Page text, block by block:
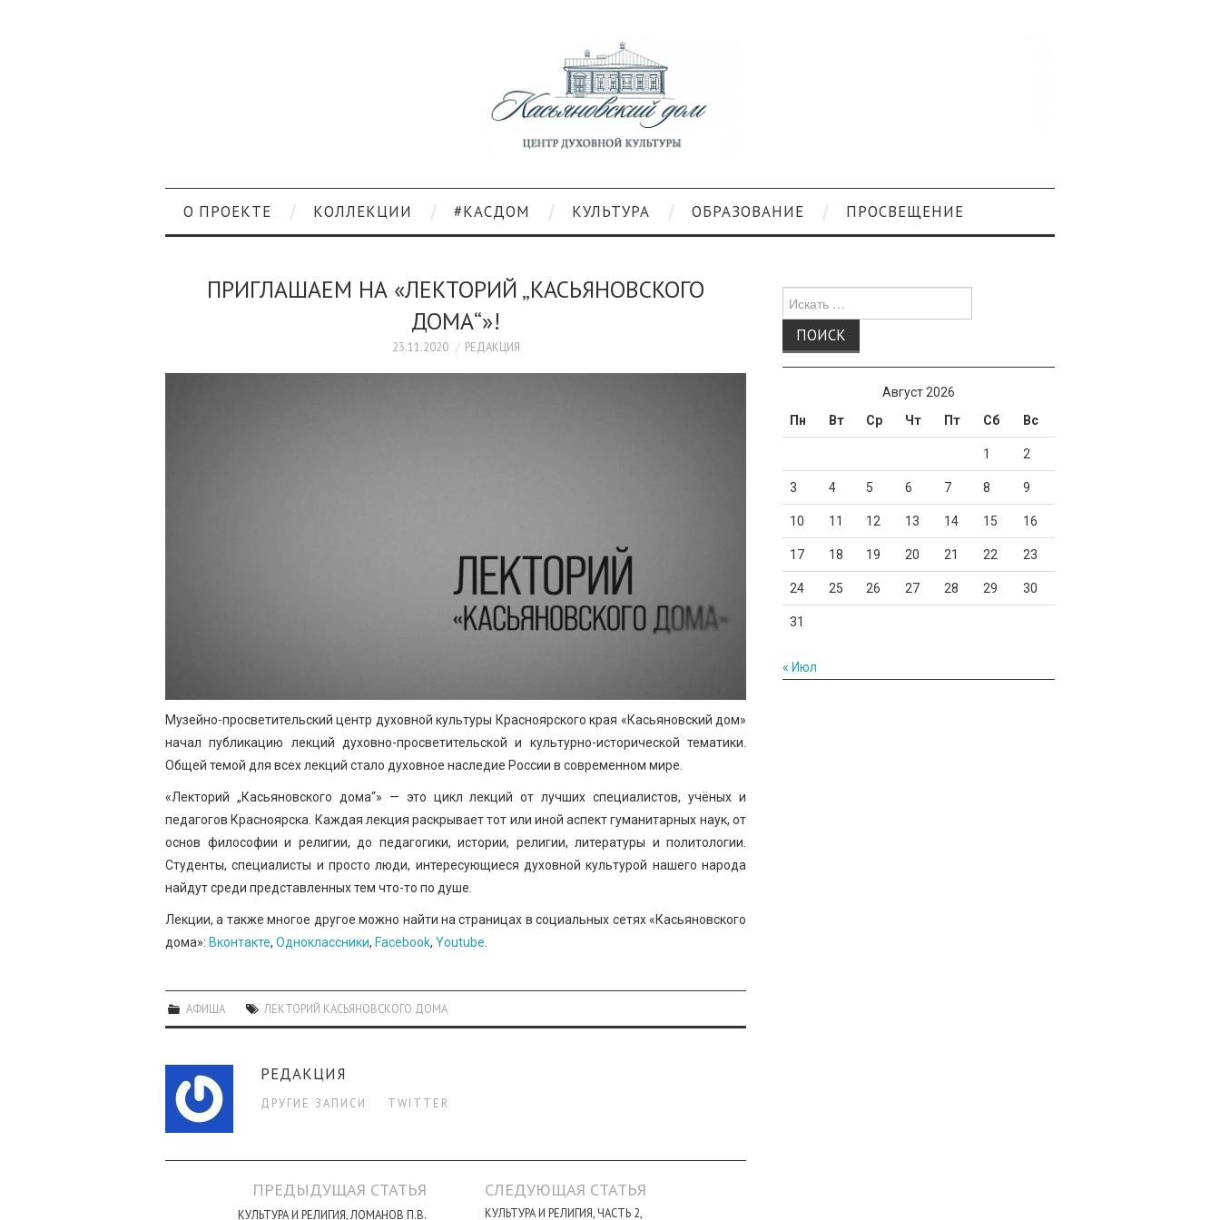
О ПРОЕКТЕ КОЛЛЕКЦИИ #КАСДОМ КУЛЬТУРА ОБРАЗОВАНИЕ ПРОСВЕЩЕНИЕ
ПРИГЛАШАЕМ НА «ЛЕКТОРИЙ „КАСЬЯНОВСКОГО
ДОМА“»!
23.11.2020 РЕДАКЦИЯ
Музейно-просветительский центр духовной культуры Красноярского края «Касьяновский дом»
начал публикацию лекций духовно-просветительской и культурно-исторической тематики.
Общей темой для всех лекций стало духовное наследие России в современном мире.
«Лекторий „Касьяновского дома“» — это цикл лекций от лучших специалистов, учёных и
педагогов Красноярска. Каждая лекция раскрывает тот или иной аспект гуманитарных наук, от
основ философии и религии, до педагогики, истории, религии, литературы и политологии.
Студенты, специалисты и просто люди, интересующиеся духовной культурой нашего народа
найдут среди представленных тем что-то по душе.
Лекции, а также многое другое можно найти на страницах в социальных сетях «Касьяновского
дома»: Вконтакте, Одноклассники, Facebook, Youtube
АФИША ЛЕКТОРИЙ КАСЬЯНОВСКОГО ДОМА
РЕДАКЦИЯ
ДРУГИЕ ЗАПИСИ TWITTER
НавигацияПРЕДЫДУЩАЯ СТАТЬЯ
КУЛЬТУРА И РЕЛИГИЯ, ЛОМАНОВ П.В.
СЛЕДУЮЩАЯ СТАТЬЯ
КУЛЬТУРА И РЕЛИГИЯ, ЧАСТЬ 2,
для:
Август 2026
Пн
Вт Ср Чт Пт Сб Вс
1 2
3 4 5 6 7 8 9
10 11 12 13 14 15 16
17 18 19 20 21 22 23
24 25 26 27 28 29 30
31
« Июл